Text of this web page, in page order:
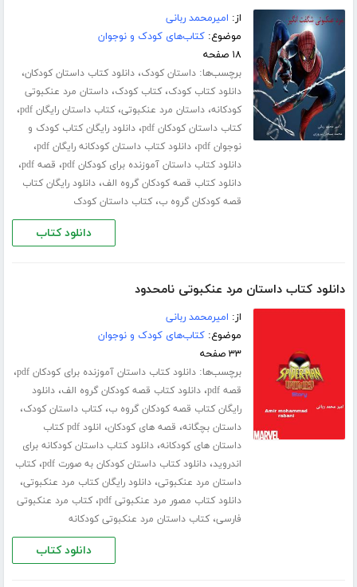
از: امیرمحمد ربانی
موضوع:کتاب‌های کودک و نوجوان
۱۸ صفحه
برچسب‌ها:داستان کودک،دانلود کتاب داستان کودکان،
دانلود کتاب کودک،کتاب کودک،داستان مرد عنکبوتی
کودکانه،داستان مرد عنکبوتی،کتاب داستان رایگان pdf ،
کتاب داستان کودکان pdf ،دانلود رایگان کتاب کودک و
نوجوان pdf
،دانلود کتاب داستان کودکانه رایگان pdf ،
دانلود کتاب داستان آموزنده برای کودکان pdf ، قصه pdf ،
دانلود کتاب قصه کودکان گروه الف،دانلود رایگان کتاب
قصه کودکان گروه ب،کتاب داستان کودک
دانلود کتاب
دانلود کتاب داستان مرد عنکبوتی نامحدود
از: امیرمحمد ربانی
موضوع:کتاب‌های کودک و نوجوان
۳۳ صفحه
برچسب‌ها:دانلود کتاب داستان آموزنده برای کودکان pdf ،
قصه pdf ،دانلود کتاب قصه کودکان گروه الف،دانلود
رایگان کتاب قصه کودکان گروه ب،کتاب داستان کودک،
داستان بچگانه، قصه های کودکان،
انلود pdf کتاب
داستان های کودکانه،دانلود کتاب داستان کودکانه برای
اندروید،دانلود کتاب داستان کودکان به صورت pdf ،کتاب
داستان مرد عنکبوتی،دانلود رایگان کتاب مرد عنکبوتی،
دانلود کتاب مصور مرد عنکبوتی pdf ،کتاب مرد عنکبوتی
فارسی،کتاب داستان مرد عنکبوتی کودکانه
دانلود کتاب